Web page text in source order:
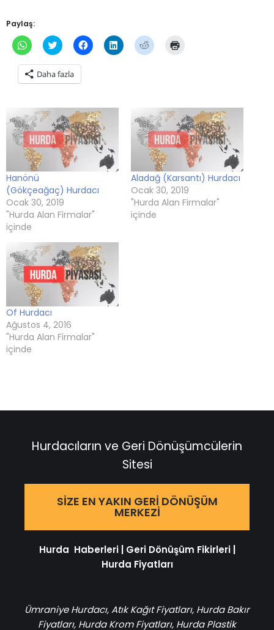
Paylaş:
WhatsApp'ta
paylaşmak
tıklayın
(Yeni
pencerede
Twitter
üzerinde
için
tıklayın
(Yeni
Facebook'ta
paylaşmak
Linkedln
üzerinden
Reddit
üzerinde
Daha fazla
Hanönü
(Gökçeağaç) Hurdacı
Ocak 30, 2019
"Hurda Alan Firmalar"
içinde
Aladağ (Karsantı) Hurdacı
Ocak 30, 2019
"Hurda Alan Firmalar"
içinde
Of Hurdacı
Ağustos 4, 2016
"Hurda Alan Firmalar"
içinde
Hurdacıların ve Geri Dönüşümcülerin
Sitesi
SIZE EN YAKIN GERI DÖNÜŞÜM
MERKEZI
Hurda Haberleri| Geri Dönüşüm Fikirleri|
Hurda Fiyatları
Ümraniye Hurdacı,Atık Kağıt Fiyatları, Hurda Bakır
Fiyatları, Hurda Krom Fiyatları, Hurda Plastik